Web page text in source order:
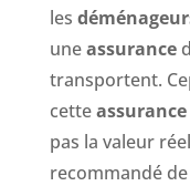
les
uneassurance
transportent.
cetteassurance
pas la valeur
recommandé